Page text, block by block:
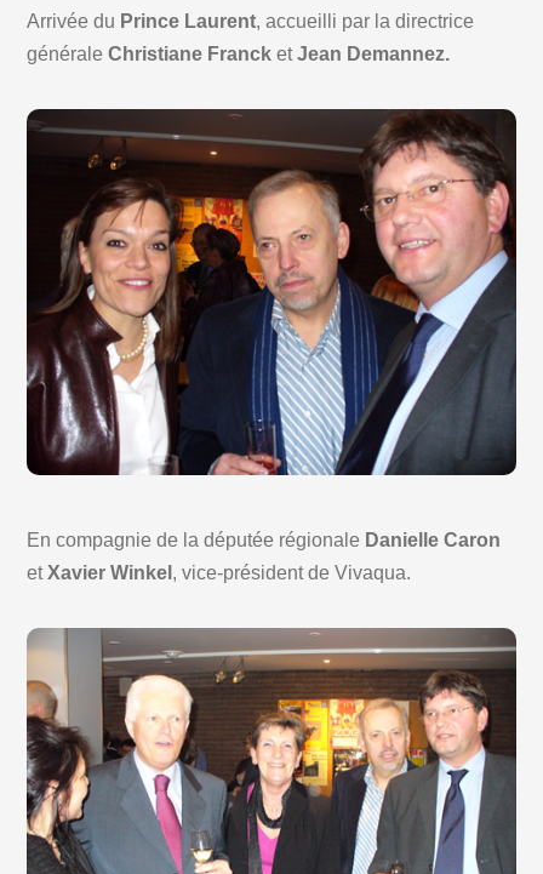
Arrivée du Prince Laurent, accueilli par la directrice
généraleChristiane Franck etJean Demannez.
En compagnie de la députée régionale Danielle Caron
etXavier Winkel , vice-président de Vivaqua.